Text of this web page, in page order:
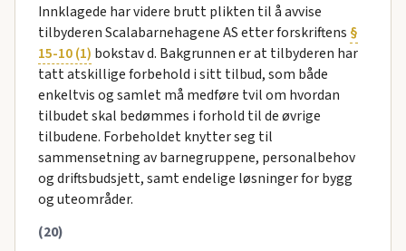
Innklagede har videre brutt plikten til å avvise
tilbyderen Scalabarnehagene AS etter forskriftens §
15-10 (1) bokstav d. Bakgrunnen er at tilbyderen har
tatt atskillige forbehold i sitt tilbud, som både
enkeltvis og samlet må medføre tvil om hvordan
tilbudet skal bedømmes i forhold til de øvrige
tilbudene. Forbeholdet knytter seg til
sammensetning av barnegruppene, personalbehov
og driftsbudsjett, samt endelige løsninger for bygg
og uteområder.
(20)